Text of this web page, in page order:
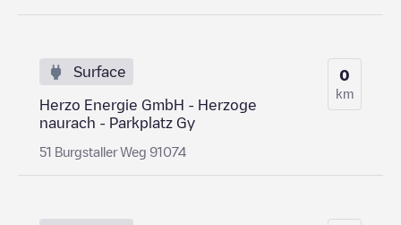
Surface
Herzo Energie GmbH - Herzoge
naurach - Parkplatz Gy
51 Burgstaller Weg 91074
0
km